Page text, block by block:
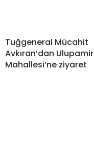
Tuğgeneral Mücahit
Avkıran’dan Ulupamir
Mahallesi’ne ziyaret